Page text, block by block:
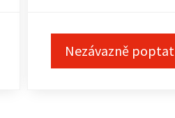
Nezávazně poptat